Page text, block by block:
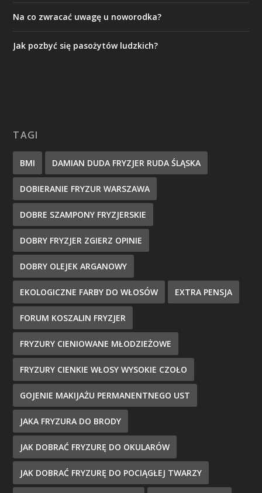
Na co zwracać uwagę u noworodka?
Jak pozbyć się pasożytów ludzkich?
TAGI
BMI DAMIAN DUDA FRYZJER RUDA ŚLĄSKA
DOBIERANIE FRYZUR WARSZAWA
DOBRE SZAMPONY FRYZJERSKIE
DOBRY FRYZJER ZGIERZ OPINIE
DOBRY OLEJEK ARGANOWY
EKOLOGICZNE FARBY DO WŁOSÓW EXTRA PENSJA
FORUM KOSZALIN FRYZJER
FRYZURY CIENIOWANE MŁODZIEŻOWE
FRYZURY CIENKIE WŁOSY WYSOKIE CZOŁO
GOJENIE MAKIJAŻU PERMANENTNEGO UST
JAKA FRYZURA DO BRODY
JAK DOBRAĆ FRYZURĘ DO OKULARÓW
JAK DOBRAĆ FRYZURĘ DO POCIĄGŁEJ TWARZY